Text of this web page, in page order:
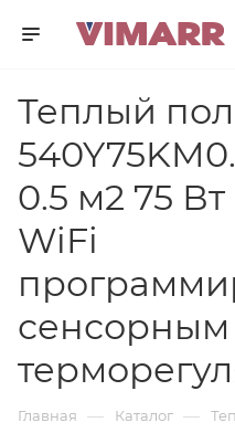
Теплый
0.5 м2 75
WiFi
сенсорным
Главная — Каталог —